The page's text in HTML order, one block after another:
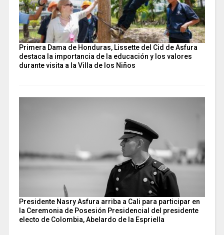
Primera Dama de Honduras, Lissette del Cid de Asfura
destaca la importancia de la educación y los valores
durante visita a la Villa de los Niños
Presidente Nasry Asfura arriba a Cali para participar en
la Ceremonia de Posesión Presidencial del presidente
electo de Colombia, Abelardo de la Espriella